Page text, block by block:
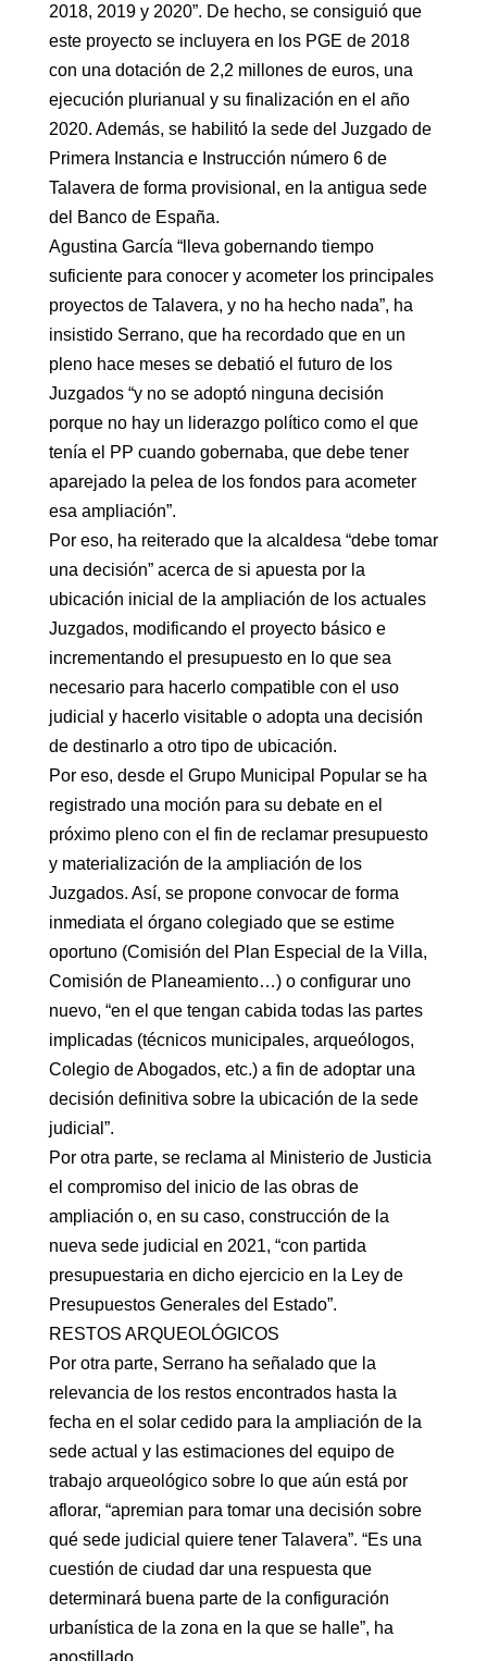
2018, 2019 y 2020”. De hecho, se consiguió que
este proyecto se incluyera en los PGE de 2018
con una dotación de 2,2 millones de euros, una
ejecución plurianual y su finalización en el año
2020. Además, se habilitó la sede del Juzgado de
Primera Instancia e Instrucción número 6 de
Talavera de forma provisional, en la antigua sede
del Banco de España.
Agustina García “lleva gobernando tiempo
suficiente para conocer y acometer los principales
proyectos de Talavera, y no ha hecho nada”, ha
insistido Serrano, que ha recordado que en un
pleno hace meses se debatió el futuro de los
Juzgados “y no se adoptó ninguna decisión
porque no hay un liderazgo político como el que
tenía el PP cuando gobernaba, que debe tener
aparejado la pelea de los fondos para acometer
esa ampliación”.
Por eso, ha reiterado que la alcaldesa “debe tomar
una decisión” acerca de si apuesta por la
ubicación inicial de la ampliación de los actuales
Juzgados, modificando el proyecto básico e
incrementando el presupuesto en lo que sea
necesario para hacerlo compatible con el uso
judicial y hacerlo visitable o adopta una decisión
de destinarlo a otro tipo de ubicación.
Por eso, desde el Grupo Municipal Popular se ha
registrado una moción para su debate en el
próximo pleno con el fin de reclamar presupuesto
y materialización de la ampliación de los
Juzgados. Así, se propone convocar de forma
inmediata el órgano colegiado que se estime
oportuno (Comisión del Plan Especial de la Villa,
Comisión de Planeamiento…) o configurar uno
nuevo, “en el que tengan cabida todas las partes
implicadas (técnicos municipales, arqueólogos,
Colegio de Abogados, etc.) a fin de adoptar una
decisión definitiva sobre la ubicación de la sede
judicial”.
Por otra parte, se reclama al Ministerio de Justicia
el compromiso del inicio de las obras de
ampliación o, en su caso, construcción de la
nueva sede judicial en 2021, “con partida
presupuestaria en dicho ejercicio en la Ley de
Presupuestos Generales del Estado”.
RESTOS ARQUEOLÓGICOS
Por otra parte, Serrano ha señalado que la
relevancia de los restos encontrados hasta la
fecha en el solar cedido para la ampliación de la
sede actual y las estimaciones del equipo de
trabajo arqueológico sobre lo que aún está por
aflorar, “apremian para tomar una decisión sobre
qué sede judicial quiere tener Talavera”. “Es una
cuestión de ciudad dar una respuesta que
determinará buena parte de la configuración
urbanística de la zona en la que se halle”, ha
apostillado.